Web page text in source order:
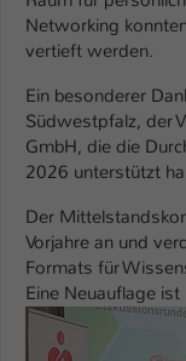
Show larger version
Networking
vertieft werden.
Ein besonderer
Südwestpfalz, der
GmbH, die die
2026 unterstützt
Der
Vorjahre an und
Formats für
Eine Neuauflage
Zweck